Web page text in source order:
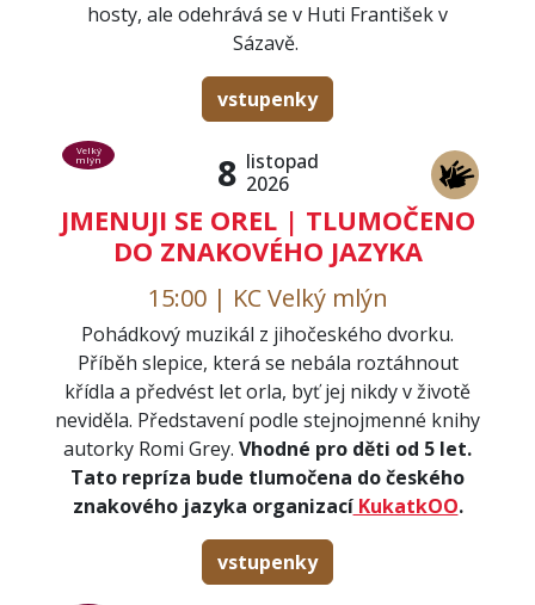
hosty, ale odehrává se v Huti František v
Sázavě.
vstupenky
8 listopad
2026
JMENUJI SE OREL | TLUMOČENO
DO ZNAKOVÉHO JAZYKA
Velký
mlýn
15:00 | KC Velký mlýn
Pohádkový muzikál z jihočeského dvorku.
Příběh slepice, která se nebála roztáhnout
křídla a předvést let orla, byť jej nikdy v životě
neviděla. Představení podle stejnojmenné knihy
autorky Romi Grey. Vhodné pro děti od 5 let.
Tato repríza bude tlumočena do českého
znakového jazyka organizacíKukatkOO.
vstupenky